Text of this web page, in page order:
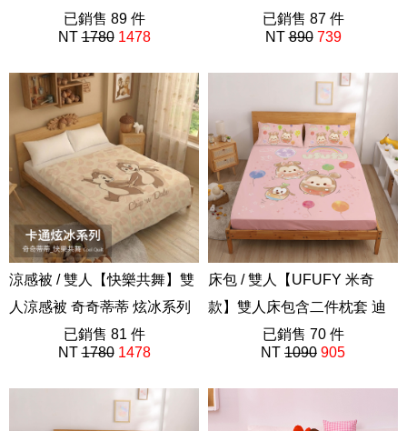
已銷售 89 件
NT1780 1478
已銷售 87 件
NT890 739
涼感被 / 雙人【快樂共舞】雙
人涼感被 奇奇蒂蒂 炫冰系列
已銷售 81 件
NT1780 1478
床包 / 雙人【UFUFY 米奇
款】雙人床包含二件枕套 迪
士尼 Disney 米奇 米妮
已銷售 70 件
NT 1090 905